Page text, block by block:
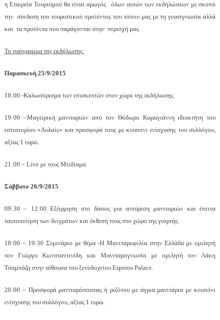
η Εταιρεία Τουρισμού θα είναι αρωγός όλων αυτών των εκδηλώσεων με σκοπό
την σύνδεση του τουριστικού προϊόντος του τόπου μας με τη γευσιγνωσία αλλά
και τα προϊόντα που παράγονται στην περιοχή μας .
Το πρόγραμμα της εκδήλωσης:
Παρασκευή 25/9/2015
18:00 -Καλωσόρισμα των επισκεπτών στον χώρο της εκδήλωσης.
19:00 –Μαγειρική μανιταριών από τον Θόδωρο Καραγιάννη ιδιοκτήτη του
εστιατορίου «Αυλαίς» και προσφορά τους με κουπόνι ενίσχυσης του συλλόγου,
αξίας 1 ευρώ.
21:00 – Live με τους Μειδίαμα.
Σάββατο 26/9/2015
09:30 – 12:00 Εξόρμηση στο δάσος για ανεύρεση μανιταριών και έπειτα
ταυτοποίηση των δειγμάτων και έκθεση τους στο χώρο της γιορτής.
18:00 – 19:30 Σεμινάριο με θέμα -Η Μανιταροφιλία στην Ελλάδα με ομιλητή
τον Γιώργο Κωνσταντινίδη και Μανιταρογνωσία με ομιλητή τον Λάκη
Τσαμπάζη στην αίθουσα του ξενοδοχείου Esperos Palace.
20:00 – Προσφορά μανιταρόσουπας ή ριζότου με άγρια μανιτάρια με κουπόνι
ενίσχυσης του συλλόγου, αξίας 1 ευρώ.